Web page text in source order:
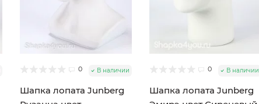
0 В наличии
Шапка лопата Junberg
0 В наличии
Шапка лопата Junberg